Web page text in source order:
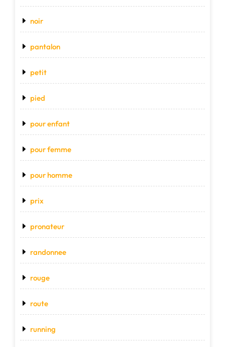
noir
pantalon
petit
pied
pour enfant
pour femme
pour homme
prix
pronateur
randonnee
rouge
route
running